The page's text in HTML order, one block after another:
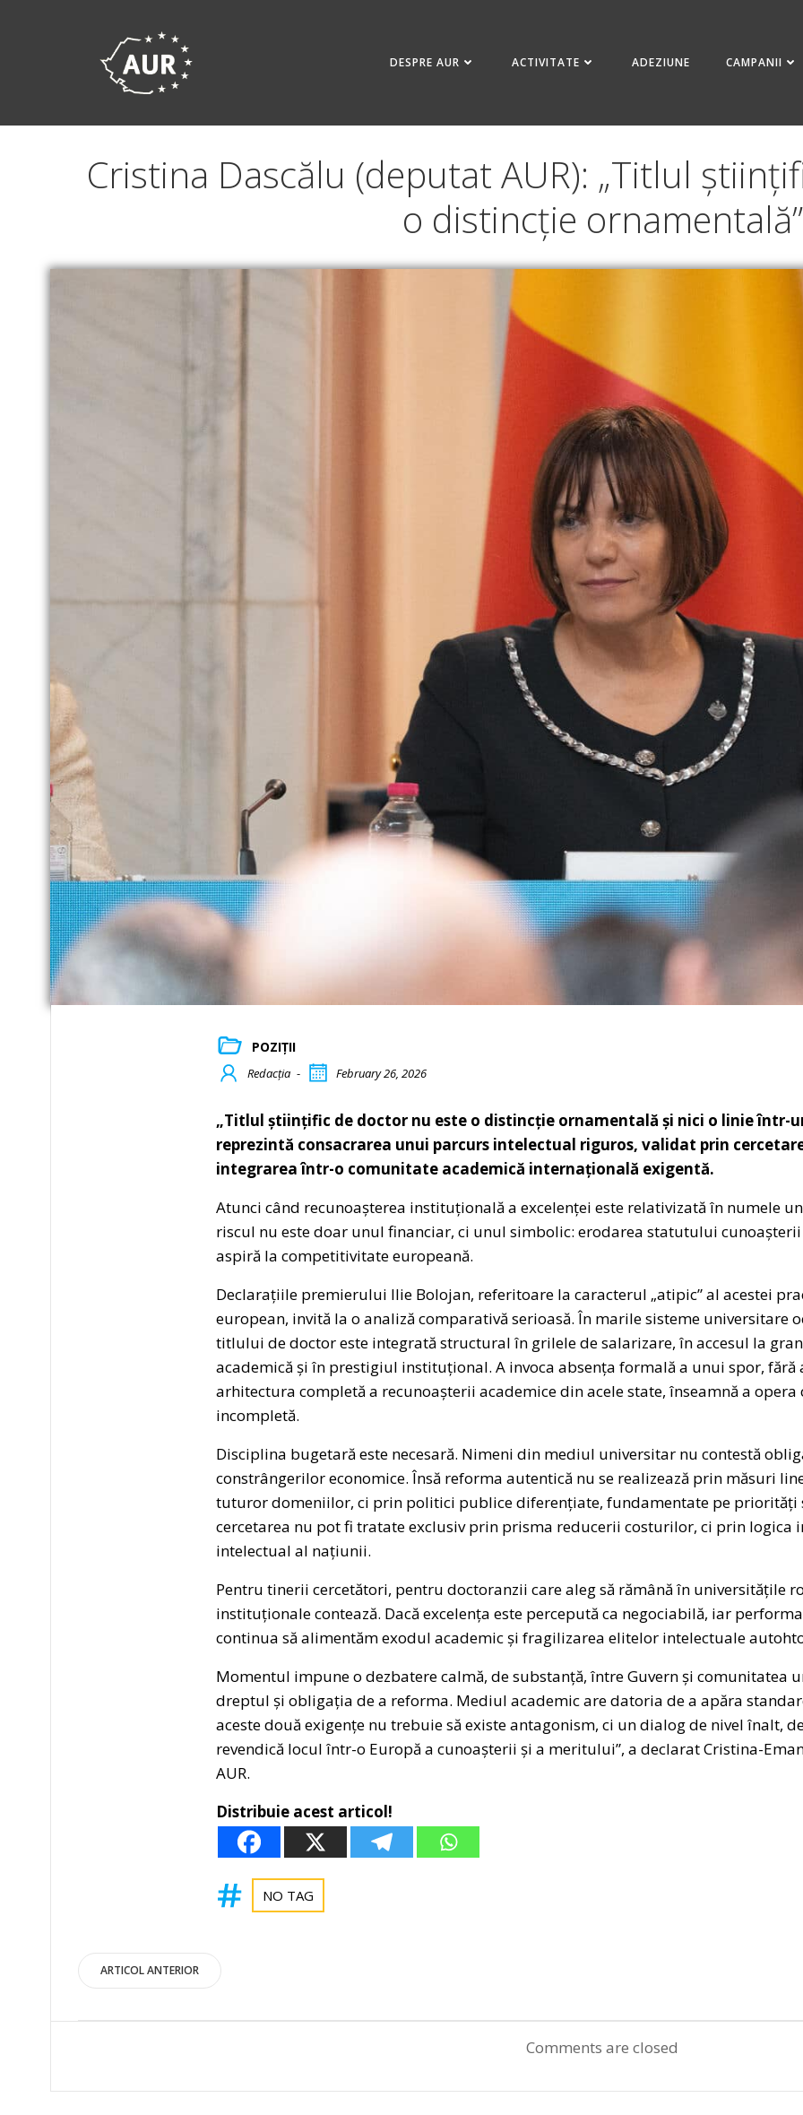
DESPRE AUR ACTIVITATE ADEZIUNE CAMPANII
Cristina Dascălu (deputat AUR): „Titlul
o distincție ornamentală”
POZIȚII
Redacția - February 26, 2026
„Titlul științific de doctor nu este o distincție ornamentală și nici o linie într-
reprezintă consacrarea unui parcurs intelectual riguros, validat prin
integrarea într-o comunitate academică internațională exigentă.
Atunci când recunoașterea instituțională a excelenței este relativizată în numele
riscul nu este doar unul financiar, ci unul simbolic: erodarea statutului
aspiră la competitivitate europeană.
Declarațiile premierului Ilie Bolojan, referitoare la caracterul „atipic” al acestei
european, invită la o analiză comparativă serioasă. În marile sisteme universitare
titlului de doctor este integrată structural în grilele de salarizare, în accesul la
academică și în prestigiul instituțional. A invoca absența formală a unui spor, fără
arhitectura completă a recunoașterii academice din acele state, înseamnă a
incompletă.
Disciplina bugetară este necesară. Nimeni din mediul universitar nu contestă
constrângerilor economice. Însă reforma autentică nu se realizează prin măsuri
tuturor domeniilor, ci prin politici publice diferențiate, fundamentate pe priorități
cercetarea nu pot fi tratate exclusiv prin prisma reducerii costurilor, ci prin logica
intelectual al națiunii.
Pentru tinerii cercetători, pentru doctoranzii care aleg să rămână în universitățile
instituționale contează. Dacă excelența este percepută ca negociabilă, iar
continua să alimentăm exodul academic și fragilizarea elitelor intelectuale
Momentul impune o dezbatere calmă, de substanță, între Guvern și comunitatea
dreptul și obligația de a reforma. Mediul academic are datoria de a apăra
aceste două exigențe nu trebuie să existe antagonism, ci un dialog de nivel înalt,
revendică locul într-o Europă a cunoașterii și a meritului”, a declarat Cristina-
AUR.
Distribuie acest articol!
NO TAG
Post
navigation
ARTICOL ANTERIOR
navigation
Comments are closed